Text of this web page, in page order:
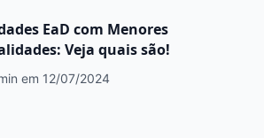
EaD com Menores
Veja quais são!
em 12/07/2024